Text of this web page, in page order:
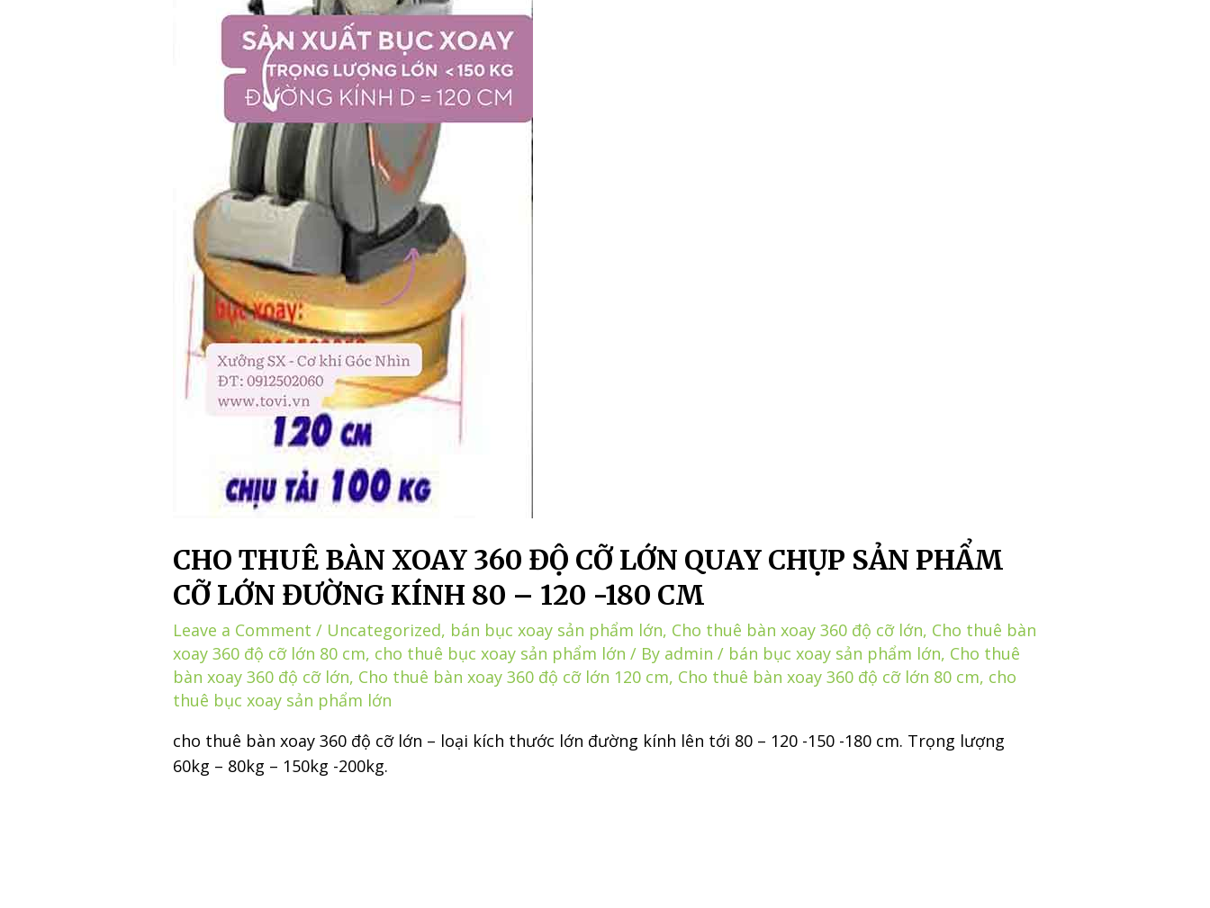
CHO THUÊ BÀN XOAY 360 ĐỘ CỠ LỚN QUAY CHỤP SẢN PHẨM
CỠ LỚN ĐƯỜNG KÍNH 80 – 120 -180 CM
Leave a Comment / Uncategorized, bán bục xoay sản phẩm lớn, Cho thuê bàn xoay 360 độ cỡ lớn, Cho thuê bàn
xoay 360 độ cỡ lớn 80 cm, cho thuê bục xoay sản phẩm lớn / By admin / bán bục xoay sản phẩm lớn, Cho thuê
bàn xoay 360 độ cỡ lớn, Cho thuê bàn xoay 360 độ cỡ lớn 120 cm, Cho thuê bàn xoay 360 độ cỡ lớn 80 cm, cho
thuê bục xoay sản phẩm lớn
cho thuê bàn xoay 360 độ cỡ lớn – loại kích thước lớn đường kính lên tới 80 – 120 -150 -180 cm. Trọng lượng
60kg – 80kg – 150kg -200kg.